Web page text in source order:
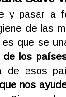
y pasar a
de las
que se
de los
de esos
nos